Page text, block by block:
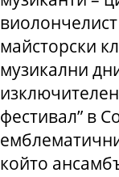
майсторски
музикални
фестивал” в
който